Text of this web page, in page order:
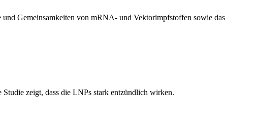
Gemeinsamkeiten von mRNA- und Vektorimpfstoffen sowie das
zeigt, dass die LNPs stark entzündlich wirken.